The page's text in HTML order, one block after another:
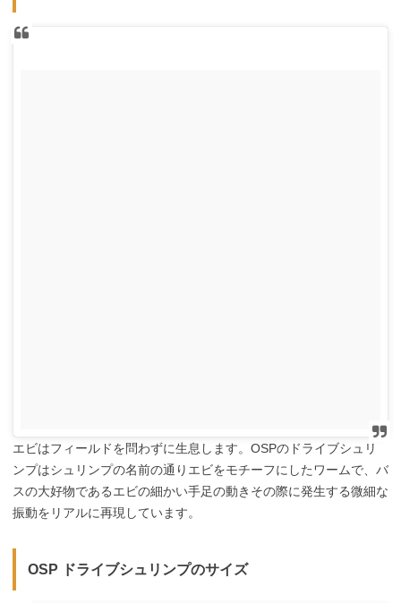
エビはフィールドを問わずに生息します。OSPのドライブシュリ
ンプはシュリンプの名前の通りエビをモチーフにしたワームで、バ
スの大好物であるエビの細かい手足の動きその際に発生する微細な
振動をリアルに再現しています。
OSP ドライブシュリンプのサイズ